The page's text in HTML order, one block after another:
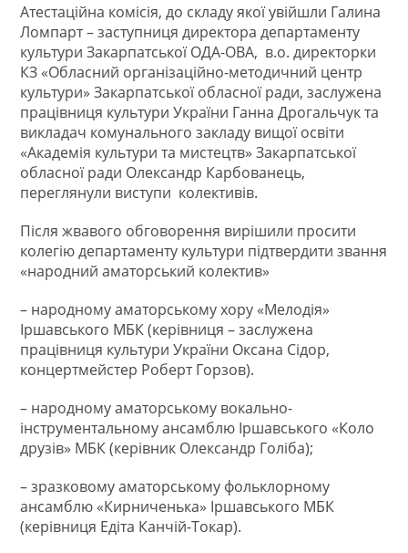
Атестаційна комісія, до складу якої увійшли Галина
Ломпарт – заступниця директора департаменту
культури Закарпатської ОДА-ОВА, в.о. директорки
КЗ «Обласний організаційно-методичний центр
культури» Закарпатської обласної ради, заслужена
працівниця культури України Ганна Дрогальчук та
викладач комунального закладу вищої освіти
«Академія культури та мистецтв» Закарпатської
обласної ради Олександр Карбованець,
переглянули виступи колективів.
Після жвавого обговорення вирішили просити
колегію департаменту культури підтвердити звання
«народний аматорський колектив»
– народному аматорському хору «Мелодія»
Іршавського МБК (керівниця – заслужена
працівниця культури України Оксана Сідор,
концертмейстер Роберт Горзов).
– народному аматорському вокально-
інструментальному ансамблю Іршавського «Коло
друзів» МБК (керівник Олександр Голіба);
– зразковому аматорському фольклорному
ансамблю «Кирниченька» Іршавського МБК
(керівниця Едіта Канчій-Токар).